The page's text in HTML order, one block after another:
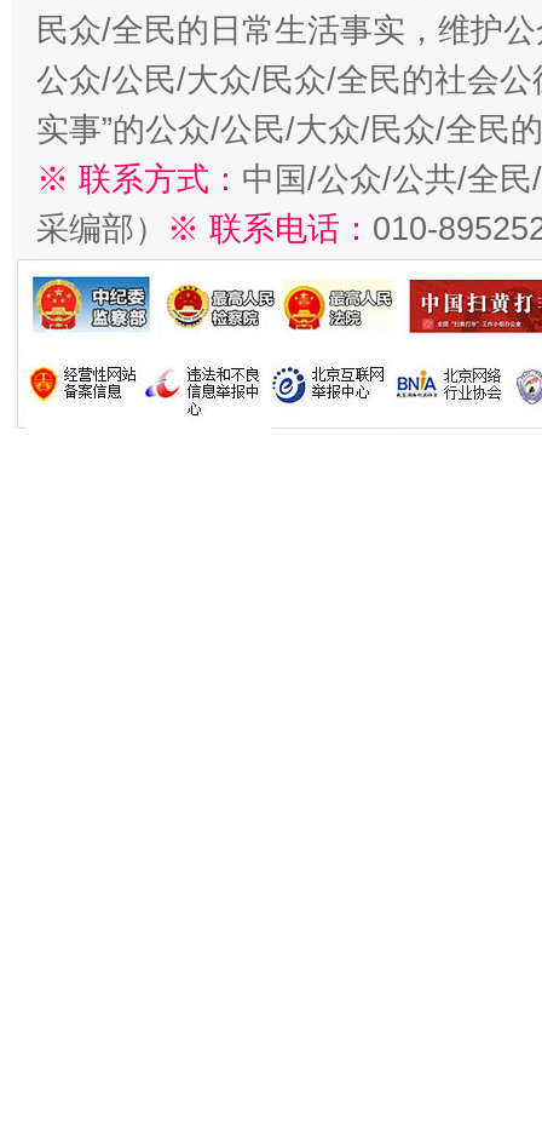
民众/全民的日常生活事实，维护
公众/公民/大众/民众/全民的社会公
实事”的公众/公民/大众/民众/全民
※ 联系方式： 中国/公众/公共/全
采编部） ※ 联系电话： 010-